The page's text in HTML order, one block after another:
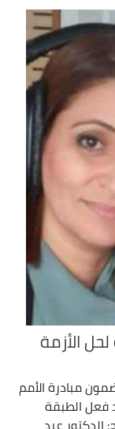
الأزمة
مبادرة الأمم
فعل الطبقة